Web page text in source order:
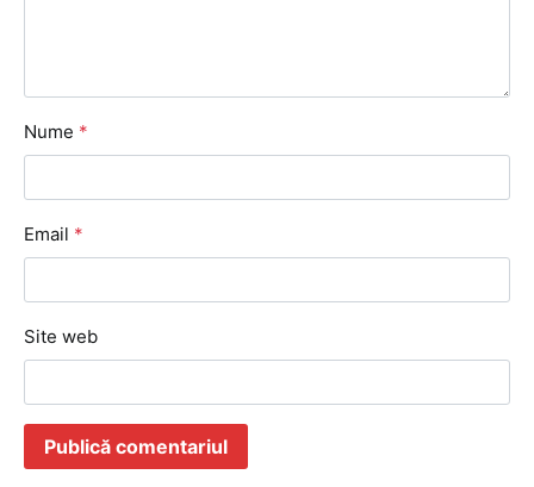
Nume *
Email *
Site web